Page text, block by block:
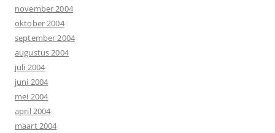
november 2004
oktober 2004
september 2004
augustus 2004
juli 2004
juni 2004
mei 2004
april 2004
maart 2004